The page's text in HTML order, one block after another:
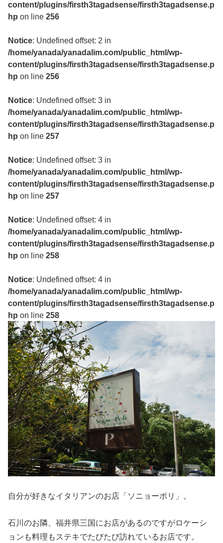
content/plugins/firsth3tagadsense/firsth3tagadsense.p
hp on line256
Notice: Undefined offset: 2 in
/home/yanada/yanadalim.com/public_html/wp-
content/plugins/firsth3tagadsense/firsth3tagadsense.p
hp on line256
Notice: Undefined offset: 3 in
/home/yanada/yanadalim.com/public_html/wp-
content/plugins/firsth3tagadsense/firsth3tagadsense.p
hp on line257
Notice: Undefined offset: 3 in
/home/yanada/yanadalim.com/public_html/wp-
content/plugins/firsth3tagadsense/firsth3tagadsense.p
hp on line257
Notice: Undefined offset: 4 in
/home/yanada/yanadalim.com/public_html/wp-
content/plugins/firsth3tagadsense/firsth3tagadsense.p
hp on line258
Notice: Undefined offset: 4 in
/home/yanada/yanadalim.com/public_html/wp-
content/plugins/firsth3tagadsense/firsth3tagadsense.p
hp on line258
自分が好きなイタリアンのお店「ソニョーポリ」。
石川のお隣、福井県三国にお店があるのですがロケーシ
ョンも料理もステキでたびたび訪れているお店です。